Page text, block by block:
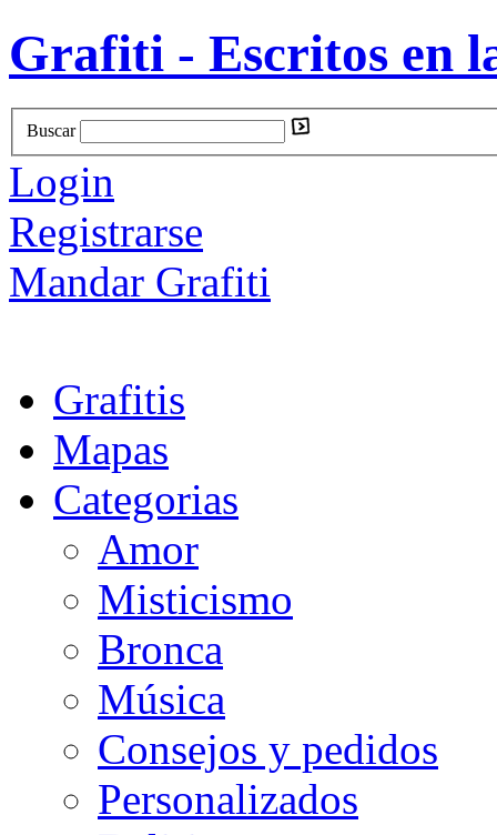
Grafiti - Escritos en
Buscar
Login
Registrarse
Mandar Grafiti
Grafitis
Mapas
Categorias
Amor
Misticismo
Bronca
Música
Consejos y pedidos
Personalizados